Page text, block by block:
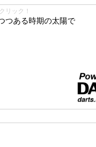
リック！
つある時期の太陽で